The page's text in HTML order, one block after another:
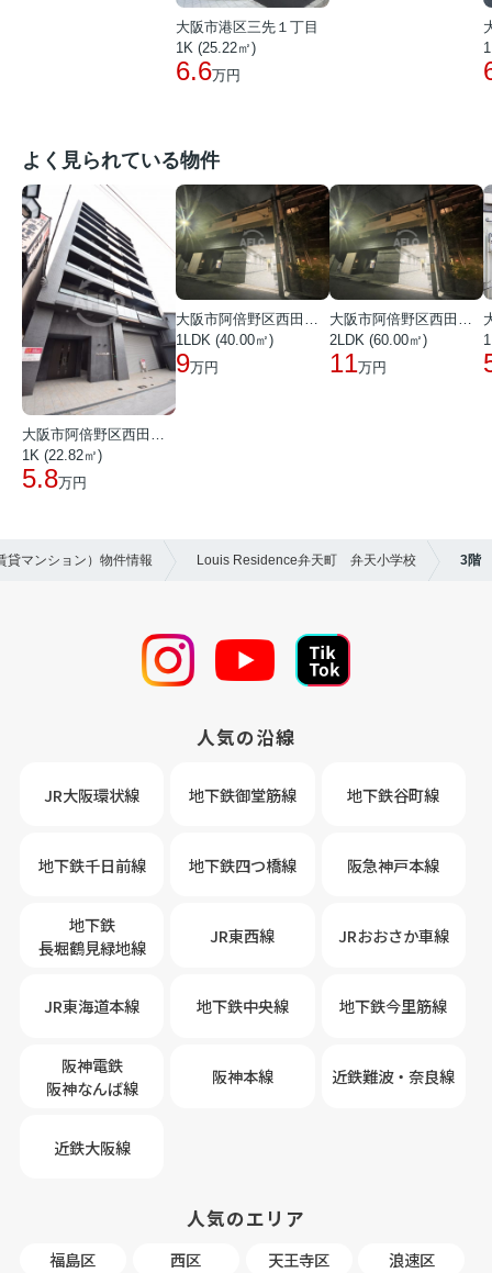
大阪市港区三先１丁目
1K (25.22㎡)
6.6万円
よく見られている物件
大阪市阿倍野区西田辺町１丁目
1K (22.82㎡)
5.8万円
大阪市阿倍野区西田辺町１丁目
1LDK (40.00㎡)
9万円
大阪市阿倍野区西田辺町１丁目
2LDK (60.00㎡)
11万円
貸マンション）物件情報 Louis Residence弁天町 弁天小学校 3階
人気の沿線
JR大阪環状線 地下鉄御堂筋線 地下鉄谷町線
地下鉄千日前線 地下鉄四つ橋線 阪急神戸本線
地下鉄
長堀鶴見緑地線
JR東西線 JRおおさか車線
JR東海道本線 地下鉄中央線 地下鉄今里筋線
阪神電鉄
阪神なんば線
阪神本線 近鉄難波・奈良線
近鉄大阪線
人気のエリア
福島区 西区 天王寺区
浪速区